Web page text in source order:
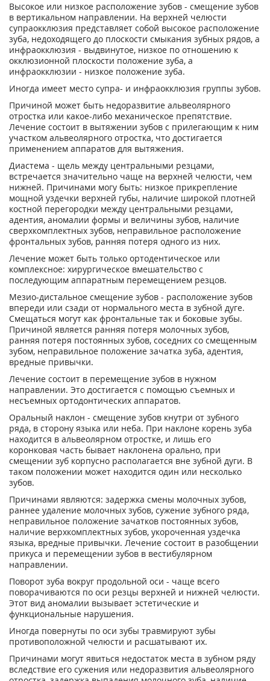
Высокое или низкое расположение зубов - смещение зубов
в вертикальном направлении. На верхней челюсти
супраокклюзия представляет собой высокое расположение
зуба, недоходящего до плоскости смыкания зубных рядов, а
инфраокклюзия - выдвинутое, низкое по отношению к
окклюзионной плоскости положение зуба, а
инфраокклюзии - низкое положение зуба.
Иногда имеет место супра- и инфраокклюзия группы зубов.
Причиной может быть недоразвитие альвеолярного
отростка или какое-либо механическое препятствие.
Лечение состоит в вытяжении зубов с прилегающим к ним
участком альвеолярного отростка, что достигается
применением аппаратов для вытяжения.
Диастема - щель между центральными резцами,
встречается значительно чаще на верхней челюсти, чем
нижней. Причинами могу быть: низкое прикрепление
мощной уздечки верхней губы, наличие широкой плотней
костной перегородки между центральными резцами,
адентия, аномалии формы и величины зубов, наличие
сверхкомплектных зубов, неправильное расположение
фронтальных зубов, ранняя потеря одного из них.
Лечение может быть только ортодентическое или
комплексное: хирургическое вмешательство с
последующим аппаратным перемещением резцов.
Мезио-дистальное смещение зубов - расположение зубов
впереди или сзади от нормального места в зубной дуге.
Смещаться могут как фронтальные так и боковые зубы.
Причиной является ранняя потеря молочных зубов,
ранняя потеря постоянных зубов, соседних со смещенным
зубом, неправильное положение зачатка зуба, адентия,
вредные привычки.
Лечение состоит в перемещение зубов в нужном
направлении. Это достигается с помощью съемных и
несъемных ортодонтических аппаратов.
Оральный наклон - смещение зубов кнутри от зубного
ряда, в сторону языка или неба. При наклоне корень зуба
находится в альвеолярном отростке, и лишь его
коронковая часть бывает наклонена орально, при
смещении зуб корпусно располагается вне зубной дуги. В
таком положении может находится один или несколько
зубов.
Причинами являются: задержка смены молочных зубов,
раннее удаление молочных зубов, сужение зубного ряда,
неправильное положение зачатков постоянных зубов,
наличие верхкомплектных зубов, укороченная уздечка
языка, вредные привычки. Лечение состоит в разобщении
прикуса и перемещении зубов в вестибулярном
направлении.
Поворот зуба вокруг продольной оси - чаще всего
поворачиваются по оси резцы верхней и нижней челюсти.
Этот вид аномалии вызывает эстетические и
функциональные нарушения.
Иногда повернуты по оси зубы травмируют зубы
противоположной челюсти и расшатывают их.
Причинами могут явиться недостаток места в зубном ряду
вследствие его сужения или недоразвития альвеолярного